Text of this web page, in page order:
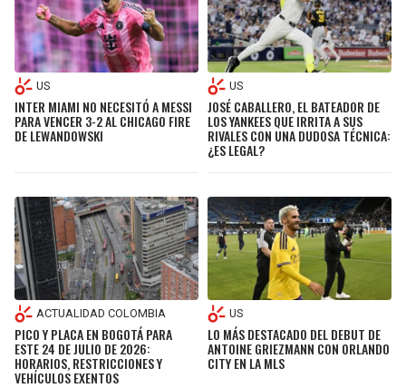
LIGA DE EXPANSIÓN MX
LEAGUES CUP
UEFA EUROPA LEAGUE
UEFA CONFERENCE LEAGUE
MLS
COPA LIBERTADORES
LIGA BETPLAY
OTRAS LIGAS
RAIDERS
CHARGERS
RAVENS
BROWNS
STEELERS
TEXANS
COLTS
CAVALIERS
PISTONS
PACERS
HAWKS
HORNETS
HEAT
MAGIC
US
INTER MIAMI NO NECESITÓ A MESSI
PARA VENCER 3-2 AL CHICAGO FIRE
DE LEWANDOWSKI
US
JOSÉ CABALLERO, EL BATEADOR DE
LOS YANKEES QUE IRRITA A SUS
RIVALES CON UNA DUDOSA TÉCNICA:
¿ES LEGAL?
ACTUALIDAD COLOMBIA
PICO Y PLACA EN BOGOTÁ PARA
ESTE 24 DE JULIO DE 2026:
HORARIOS, RESTRICCIONES Y
VEHÍCULOS EXENTOS
US
LO MÁS DESTACADO DEL DEBUT DE
ANTOINE GRIEZMANN CON ORLANDO
CITY EN LA MLS